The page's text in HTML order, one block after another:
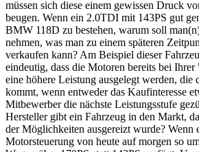
müssen sich diese einem gewissen Druck
beugen. Wenn ein 2.0TDI mit 143PS gut
BMW 118D zu bestehen, warum soll
nehmen, was man zu einem späteren
verkaufen kann? Am Beispiel dieser
eindeutig, dass die Motoren bereits bei
eine höhere Leistung ausgelegt werden, die
kommt, wenn entweder das Kaufinteresse
Mitbewerber die nächste Leistungsstufe
Hersteller gibt ein Fahrzeug in den Markt,
der Möglichkeiten ausgereizt wurde? Wenn
Motorsteuerung von heute auf morgen so